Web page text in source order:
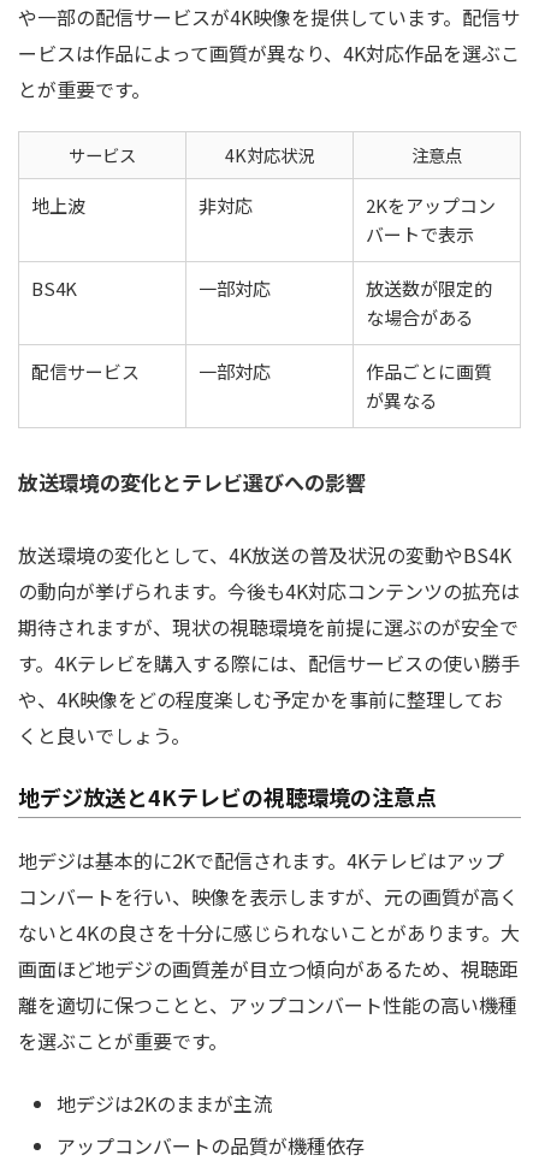
や一部の配信サービスが4K映像を提供しています。配信サ
ービスは作品によって画質が異なり、4K対応作品を選ぶこ
とが重要です。
サービス 4K対応状況
注意点
地上波
非対応
2Kをアップコン
バートで表示
BS4K 一部対応
放送数が限定的
な場合がある
配信サービス 一部対応
作品ごとに画質
が異なる
放送環境の変化とテレビ選びへの影響
放送環境の変化として、4K放送の普及状況の変動やBS4K
の動向が挙げられます。今後も4K対応コンテンツの拡充は
期待されますが、現状の視聴環境を前提に選ぶのが安全で
す。4Kテレビを購入する際には、配信サービスの使い勝手
や、4K映像をどの程度楽しむ予定かを事前に整理してお
くと良いでしょう。
地デジ放送と4Kテレビの視聴環境の注意点
地デジは基本的に2Kで配信されます。4Kテレビはアップ
コンバートを行い、映像を表示しますが、元の画質が高く
ないと4Kの良さを十分に感じられないことがあります。大
画面ほど地デジの画質差が目立つ傾向があるため、視聴距
離を適切に保つことと、アップコンバート性能の高い機種
を選ぶことが重要です。
地デジは2Kのままが主流
アップコンバートの品質が機種依存